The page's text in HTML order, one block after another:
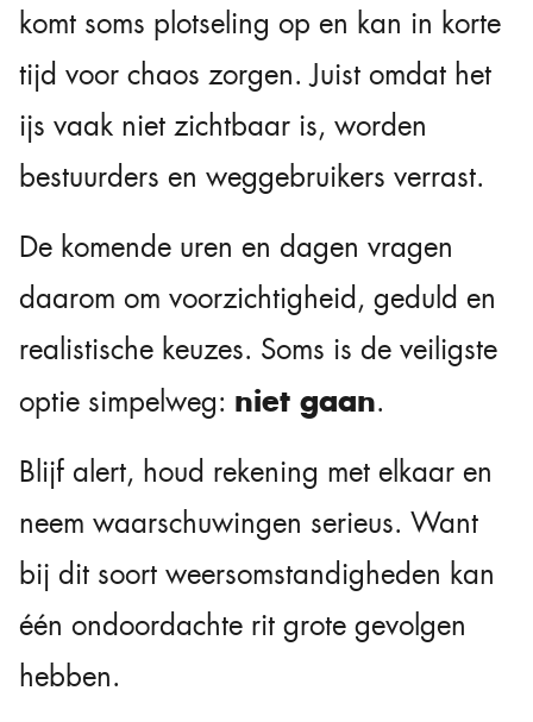
komt soms plotseling op en kan in korte
tijd voor chaos zorgen. Juist omdat het
ijs vaak niet zichtbaar is, worden
bestuurders en weggebruikers verrast.
De komende uren en dagen vragen
daarom om voorzichtigheid, geduld en
realistische keuzes. Soms is de veiligste
optie simpelweg: niet gaan.
Blijf alert, houd rekening met elkaar en
neem waarschuwingen serieus. Want
bij dit soort weersomstandigheden kan
één ondoordachte rit grote gevolgen
hebben.